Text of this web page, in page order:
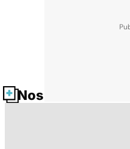
Nos fiches santé